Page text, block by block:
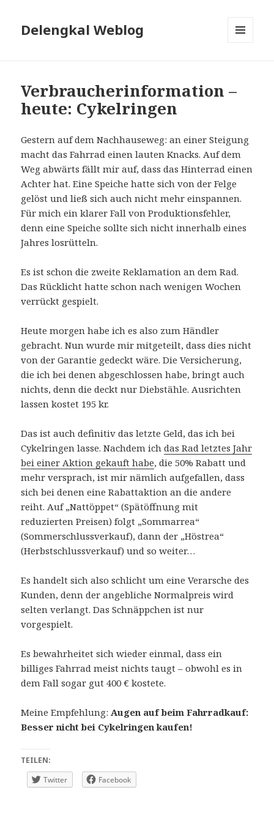
Delengkal Weblog
Verbraucherinformation –
heute: Cykelringen
Gestern auf dem Nachhauseweg: an einer Steigung
macht das Fahrrad einen lauten Knacks. Auf dem
Weg abwärts fällt mir auf, dass das Hinterrad einen
Achter hat. Eine Speiche hatte sich von der Felge
gelöst und ließ sich auch nicht mehr einspannen.
Für mich ein klarer Fall von Produktionsfehler,
denn eine Speiche sollte sich nicht innerhalb eines
Jahres losrütteln.
Es ist schon die zweite Reklamation an dem Rad.
Das Rücklicht hatte schon nach wenigen Wochen
verrückt gespielt.
Heute morgen habe ich es also zum Händler
gebracht. Nun wurde mir mitgeteilt, dass dies nicht
von der Garantie gedeckt wäre. Die Versicherung,
die ich bei denen abgeschlossen habe, bringt auch
nichts, denn die deckt nur Diebstähle. Ausrichten
lassen kostet 195 kr.
Das ist auch definitiv das letzte Geld, das ich bei
Cykelringen lasse. Nachdem ichdas Rad letztes Jahr
bei einer Aktion gekauft habe, die 50% Rabatt und
mehr versprach, ist mir nämlich aufgefallen, dass
sich bei denen eine Rabattaktion an die andere
reiht. Auf „Nattöppet“ (Spätöffnung mit
reduzierten Preisen) folgt „Sommarrea“
(Sommerschlussverkauf), dann der „Höstrea“
(Herbstschlussverkauf) und so weiter…
Es handelt sich also schlicht um eine Verarsche des
Kunden, denn der angebliche Normalpreis wird
selten verlangt. Das Schnäppchen ist nur
vorgespielt.
Es bewahrheitet sich wieder einmal, dass ein
billiges Fahrrad meist nichts taugt – obwohl es in
dem Fall sogar gut 400 € kostete.
Meine Empfehlung:Augen auf beim Fahrradkauf:
Besser nicht bei Cykelringen kaufen!
TEILEN:
Twitter
Facebook